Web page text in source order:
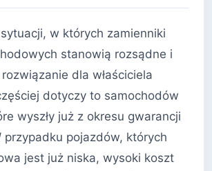
w których zamienniki
stanowią rozsądne i
dla właściciela
dotyczy to samochodów
wyszły już z okresu gwarancji
przypadku pojazdów, których
jest już niska, wysoki koszt